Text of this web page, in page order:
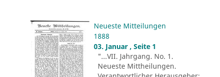
Neueste Mitteilungen
1888
03. Januar , Seite 1
"...VII. Jahrgang. No. 1.
Neueste Mittheilungen.